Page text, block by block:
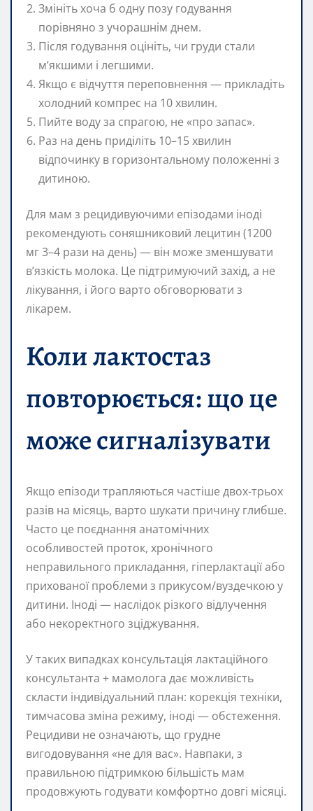
Змініть хоча б одну позу годування
порівняно з учорашнім днем.
Після годування оцініть, чи груди стали
м’якшими і легшими.
Якщо є відчуття переповнення — прикладіть
холодний компрес на 10 хвилин.
Пийте воду за спрагою, не «про запас».
Раз на день приділіть 10–15 хвилин
відпочинку в горизонтальному положенні з
дитиною.
Для мам з рецидивуючими епізодами іноді
рекомендують соняшниковий лецитин (1200
мг 3–4 рази на день) — він може зменшувати
в’язкість молока. Це підтримуючий захід, а не
лікування, і його варто обговорювати з
лікарем.
Коли лактoстаз
повторюється: що це
може сигналізувати
Якщо епізоди трапляються частіше двох-трьох
разів на місяць, варто шукати причину глибше.
Часто це поєднання анатомічних
особливостей проток, хронічного
неправильного прикладання, гіперлактації або
прихованої проблеми з прикусом/вуздечкою у
дитини. Іноді — наслідок різкого відлучення
або некоректного зціджування.
У таких випадках консультація лактаційного
консультанта + мамолога дає можливість
скласти індивідуальний план: корекція техніки,
тимчасова зміна режиму, іноді — обстеження.
Рецидиви не означають, що грудне
вигодовування «не для вас». Навпаки, з
правильною підтримкою більшість мам
продовжують годувати комфортно довгі місяці.